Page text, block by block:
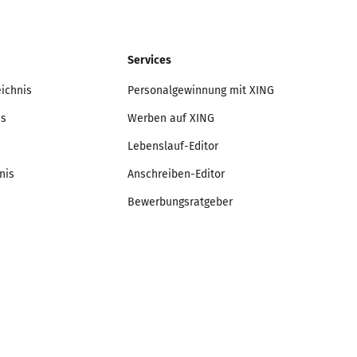
Services
Personalgewinnung mit XING
Werben auf XING
Lebenslauf-Editor
Anschreiben-Editor
Bewerbungsratgeber